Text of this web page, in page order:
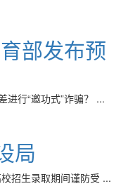
部发布预
行“邀功式”诈骗？ ...
局
招生录取期间谨防受 ...